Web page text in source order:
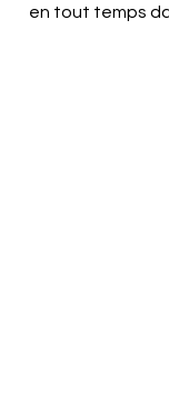
en tout temps